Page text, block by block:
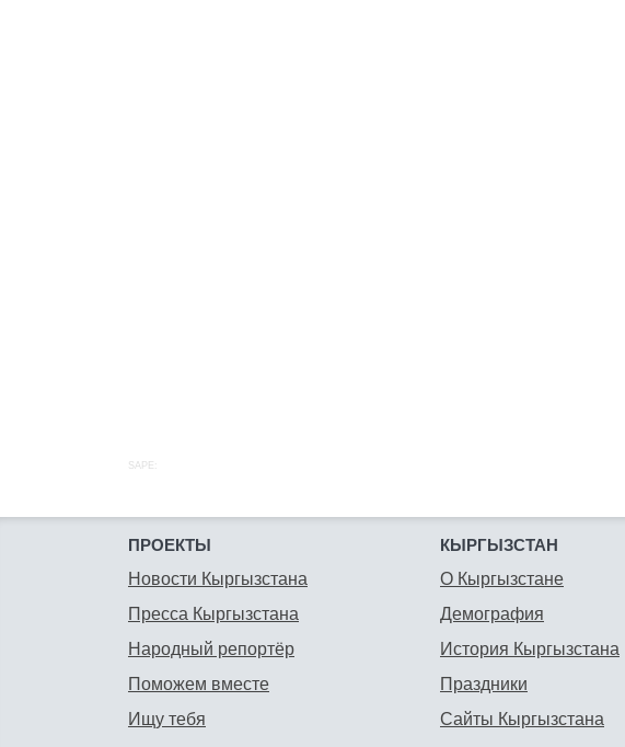
SAPE:
ПРОЕКТЫ
Новости Кыргызстана
Пресса Кыргызстана
Народный репортёр
Поможем вместе
Ищу тебя
КЫРГЫЗСТАН
О Кыргызстане
Демография
История Кыргызстана
Праздники
Сайты Кыргызстана